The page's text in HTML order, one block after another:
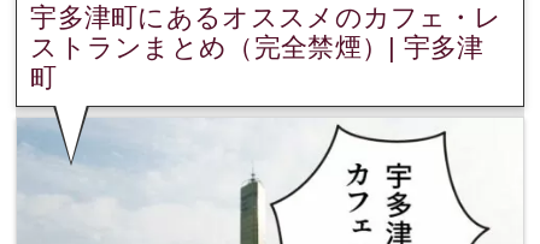
宇多津町にあるオススメのカフェ・レ
ストランまとめ（完全禁煙）| 宇多津
町